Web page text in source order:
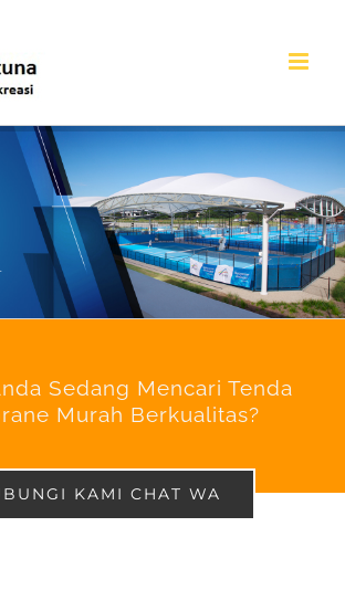
Sedang Mencari Tenda
Murah Berkualitas?
KAMI CHAT WA